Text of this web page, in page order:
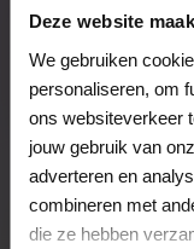
Deze website
We gebruiken
personaliseren, om
ons websiteverkeer
jouw gebruik van
adverteren en
combineren met
die ze hebben
Saré Sauna
7562PD
Kan ik het